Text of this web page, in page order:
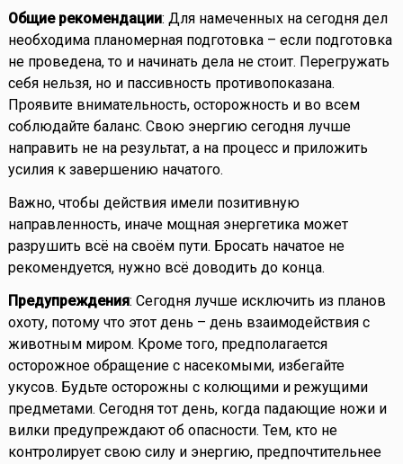
Общие рекомендации: Для намеченных на сегодня дел
необходима планомерная подготовка – если подготовка
не проведена, то и начинать дела не стоит. Перегружать
себя нельзя, но и пассивность противопоказана.
Проявите внимательность, осторожность и во всем
соблюдайте баланс. Свою энергию сегодня лучше
направить не на результат, а на процесс и приложить
усилия к завершению начатого.
Важно, чтобы действия имели позитивную
направленность, иначе мощная энергетика может
разрушить всё на своём пути. Бросать начатое не
рекомендуется, нужно всё доводить до конца.
Предупреждения: Сегодня лучше исключить из планов
охоту, потому что этот день – день взаимодействия с
животным миром. Кроме того, предполагается
осторожное обращение с насекомыми, избегайте
укусов. Будьте осторожны с колющими и режущими
предметами. Сегодня тот день, когда падающие ножи и
вилки предупреждают об опасности. Тем, кто не
контролирует свою силу и энергию, предпочтительнее